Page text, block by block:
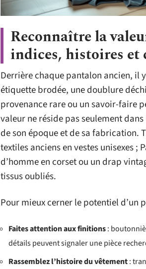
Reconnaître la
indices, histoires et
Derrière chaque pantalon ancien, il
étiquette brodée, une doublure
provenance rare ou un savoir-faire
valeur ne réside pas seulement
de son époque et de sa fabrication.
textiles anciens en vestes unisexes ;
d’homme en corset ou un drap
tissus oubliés.
Pour mieux cerner le potentiel d’un
Faites attention aux finitions:
détails peuvent signaler une pièce
Rassemblez l’histoire du vêtement: